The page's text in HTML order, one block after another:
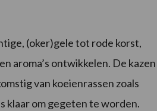
(oker)gele tot rode korst,
aroma’s ontwikkelen. De kazen
van koeienrassen zoals
klaar om gegeten te worden.